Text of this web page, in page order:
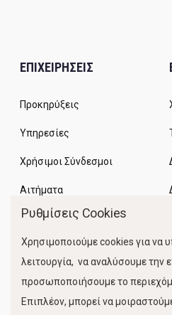
ΕΠΙΧΕΙΡΗΣΕΙΣ
Προκηρύξεις
Υπηρεσίες
Χρήσιμοι Σύνδεσμοι
Αιτήματα
Ρυθμίσεις Cookies
Χρησιμοποιούμε cookies για να
λειτουργία, να αναλύσουμε την
προσωποποιήσουμε το
Επιπλέον, μπορεί να